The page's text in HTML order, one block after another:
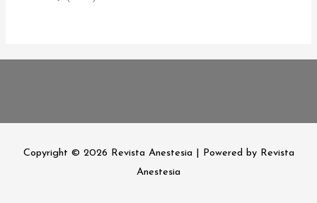
Copyright © 2026 Revista Anestesia | Powered by Revista
Anestesia